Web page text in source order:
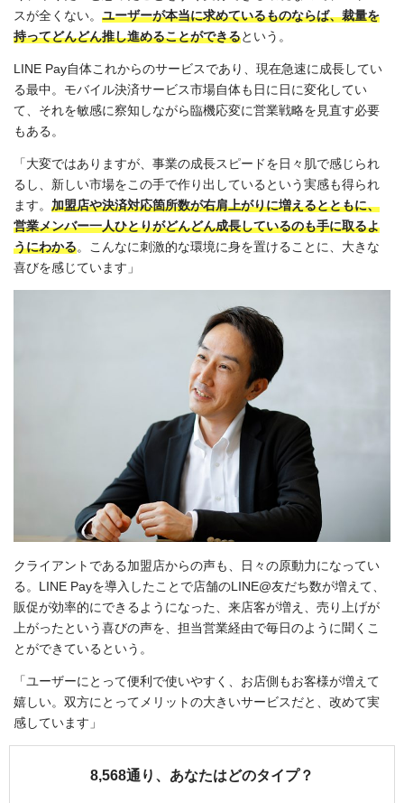
スが全くない。 ユーザーが本当に求めているものならば、裁量を
持ってどんどん推し進めることができるという。
LINE Pay自体これからのサービスであり、現在急速に成長してい
る最中。モバイル決済サービス市場自体も日に日に変化してい
て、それを敏感に察知しながら臨機応変に営業戦略を見直す必要
もある。
「大変ではありますが、事業の成長スピードを日々肌で感じられ
るし、新しい市場をこの手で作り出しているという実感も得られ
ます。 加盟店や決済対応箇所数が右肩上がりに増えるとともに、
営業メンバー一人ひとりがどんどん成長しているのも手に取るよ
うにわかる。こんなに刺激的な環境に身を置けることに、大きな
喜びを感じています」
クライアントである加盟店からの声も、日々の原動力になってい
る。LINE Payを導入したことで店舗のLINE@友だち数が増えて、
販促が効率的にできるようになった、来店客が増え、売り上げが
上がったという喜びの声を、担当営業経由で毎日のように聞くこ
とができているという。
「ユーザーにとって便利で使いやすく、お店側もお客様が増えて
嬉しい。双方にとってメリットの大きいサービスだと、改めて実
感しています」
8,568通り、あなたはどのタイプ？